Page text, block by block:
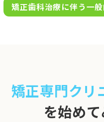
完全
※日曜は不
矯正歯科治療に伴う一
矯正専門クリ
を始め